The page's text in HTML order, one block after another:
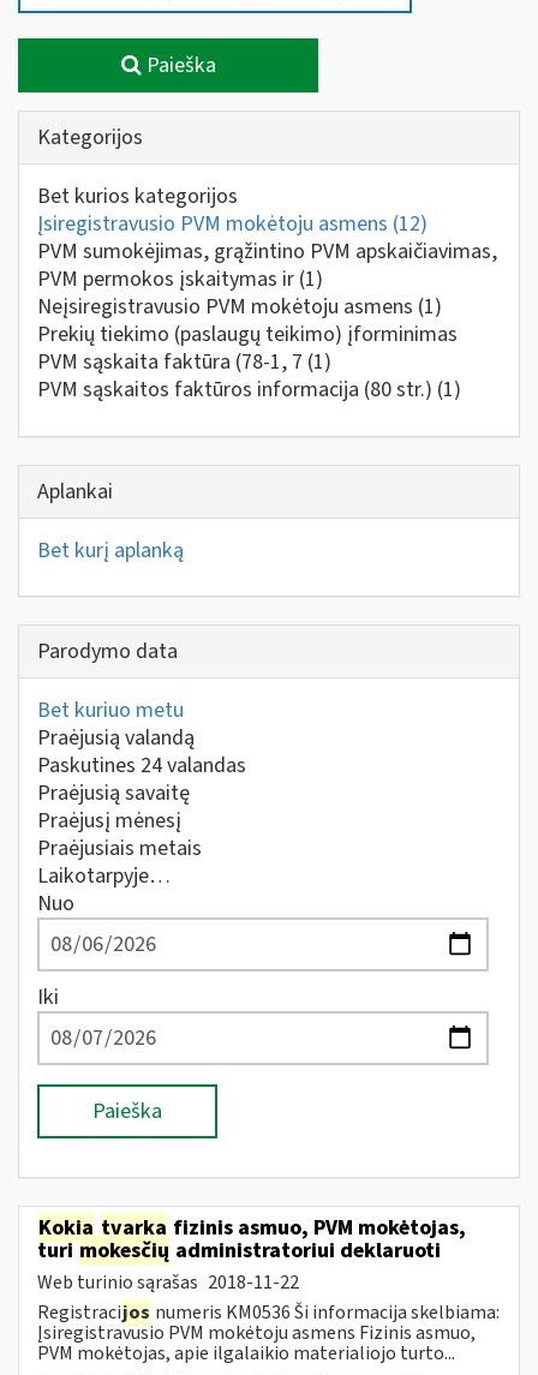
Paieška
Kategorijos
Bet kurios kategorijos
Įsiregistravusio PVM mokėtoju asmens (12)
PVM sumokėjimas, grąžintino PVM apskaičiavimas,
PVM permokos įskaitymas ir (1)
Neįsiregistravusio PVM mokėtoju asmens (1)
Prekių tiekimo (paslaugų teikimo) įforminimas
PVM sąskaita faktūra (78-1, 7 (1)
PVM sąskaitos faktūros informacija (80 str.) (1)
Aplankai
Bet kurį aplanką
Parodymo data
Bet kuriuo metu
Praėjusią valandą
Paskutines 24 valandas
Praėjusią savaitę
Praėjusį mėnesį
Praėjusiais metais
Laikotarpyje…
Nuo
Iki
Paieška
Kokia tvarka fizinis asmuo, PVM mokėtojas,
turimokesčių administratoriui deklaruoti
Web turinio sąrašas 2018-11-22
Registracijos numeris KM0536 Ši informacija skelbiama:
Įsiregistravusio PVM mokėtoju asmens Fizinis asmuo,
PVM mokėtojas, apie ilgalaikio materialiojo turto...